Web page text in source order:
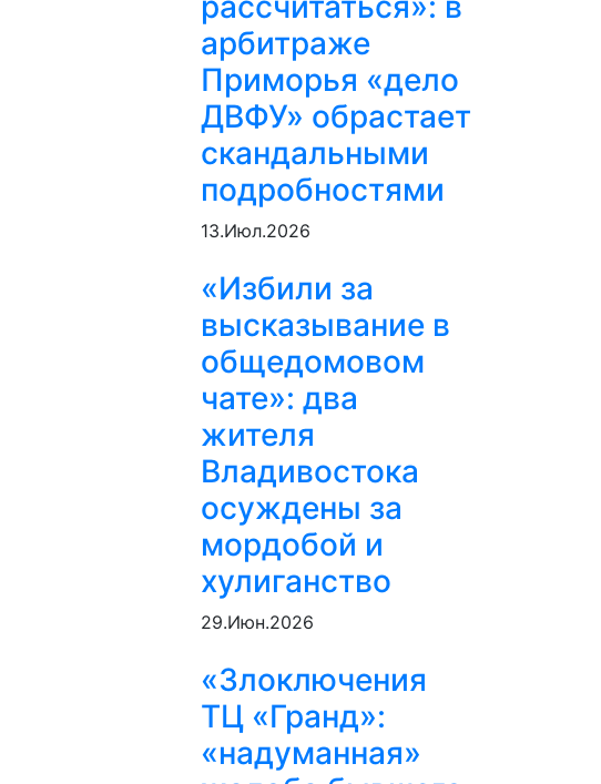
арбитраже
Приморья «дело
ДВФУ» обрастает
скандальными
подробностями
13.Июл.2026
«Избили за
высказывание в
общедомовом
чате»: два
жителя
Владивостока
осуждены за
мордобой и
хулиганство
29.Июн.2026
«Злоключения
ТЦ «Гранд»:
«надуманная»